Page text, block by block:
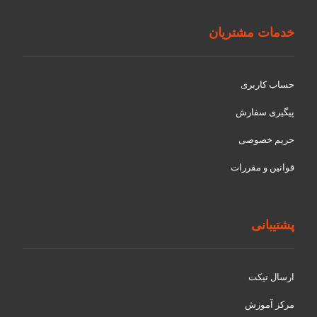
خدمات مشتریان
حساب کاربری
پیگیری سفارش
حریم خصوصی
قوانین و مقررات
پشتیبانی
ارسال تیکت
مرکز آموزش